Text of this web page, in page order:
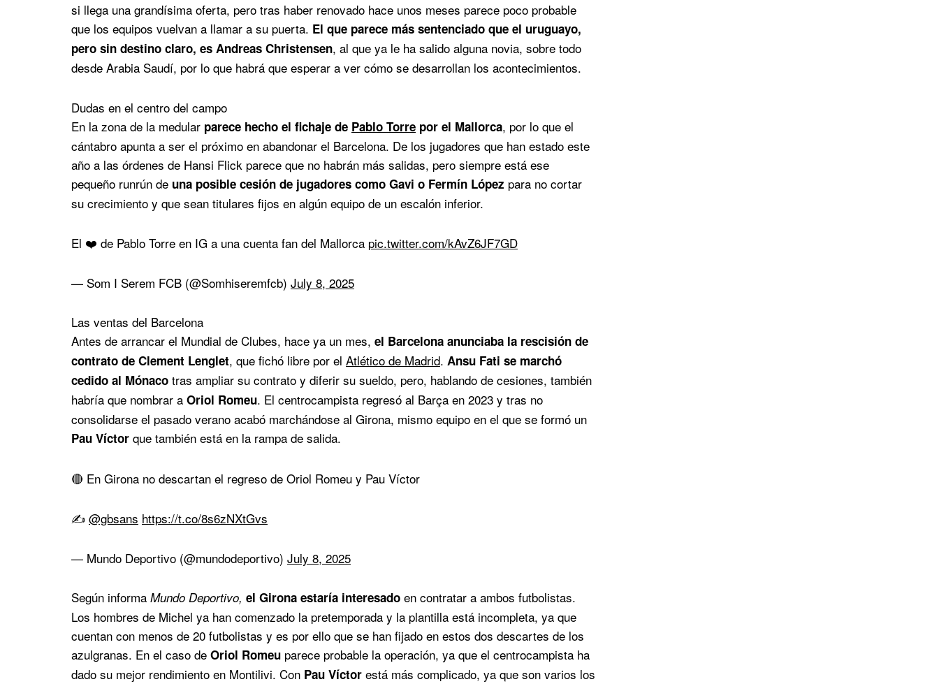
si llega una grandísima oferta, pero tras haber renovado hace unos meses parece poco probable
que los equipos vuelvan a llamar a su puerta. El que parece más sentenciado que el uruguayo,
pero sin destino claro, es Andreas Christensen, al que ya le ha salido alguna novia, sobre todo
desde Arabia Saudí, por lo que habrá que esperar a ver cómo se desarrollan los acontecimientos.
Dudas en el centro del campo
En la zona de la medular parece hecho el fichaje de Pablo Torre por el Mallorca, por lo que el
cántabro apunta a ser el próximo en abandonar el Barcelona. De los jugadores que han estado este
año a las órdenes de Hansi Flick parece que no habrán más salidas, pero siempre está ese
pequeño runrún de una posible cesión de jugadores como Gavi o Fermín López para no cortar
su crecimiento y que sean titulares fijos en algún equipo de un escalón inferior.
El ❤️ de Pablo Torre en IG a una cuenta fan del Mallorca pic.twitter.com/kAvZ6JF7GD
— Som I Serem FCB (@Somhiseremfcb) July 8, 2025
Las ventas del Barcelona
Antes de arrancar el Mundial de Clubes, hace ya un mes, el Barcelona anunciaba la rescisión de
contrato de Clement Lenglet, que fichó libre por el Atlético de Madrid. Ansu Fati se marchó
cedido al Mónaco tras ampliar su contrato y diferir su sueldo, pero, hablando de cesiones, también
habría que nombrar a Oriol Romeu. El centrocampista regresó al Barça en 2023 y tras no
consolidarse el pasado verano acabó marchándose al Girona, mismo equipo en el que se formó un
Pau Víctor que también está en la rampa de salida.
🔴 En Girona no descartan el regreso de Oriol Romeu y Pau Víctor
✍️ @gbsans https://t.co/8s6zNXtGvs
— Mundo Deportivo (@mundodeportivo) July 8, 2025
Según informa Mundo Deportivo, el Girona estaría interesado en contratar a ambos futbolistas.
Los hombres de Michel ya han comenzado la pretemporada y la plantilla está incompleta, ya que
cuentan con menos de 20 futbolistas y es por ello que se han fijado en estos dos descartes de los
azulgranas. En el caso de Oriol Romeu parece probable la operación, ya que el centrocampista ha
dado su mejor rendimiento en Montilivi. Con Pau Víctor está más complicado, ya que son varios los